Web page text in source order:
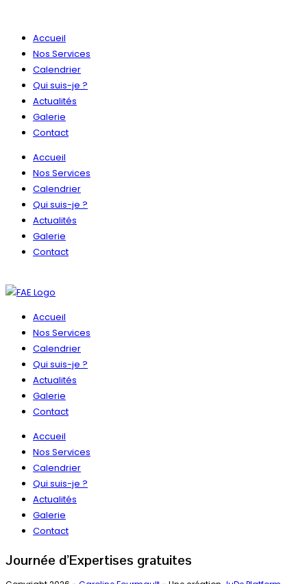
contentAccueil
Nos Services
Calendrier
Qui suis-je ?
Actualités
Galerie
Contact
Accueil
Nos Services
Calendrier
Qui suis-je ?
Actualités
Galerie
Contact
Accueil
Nos Services
Calendrier
Qui suis-je ?
Actualités
Galerie
Contact
Accueil
Nos Services
Calendrier
Qui suis-je ?
Actualités
Galerie
Contact
Journée d’Expertises gratuites